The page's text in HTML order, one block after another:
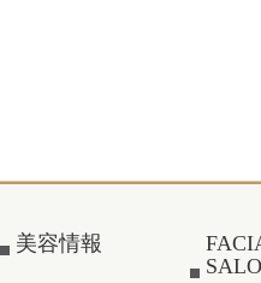
美容情報